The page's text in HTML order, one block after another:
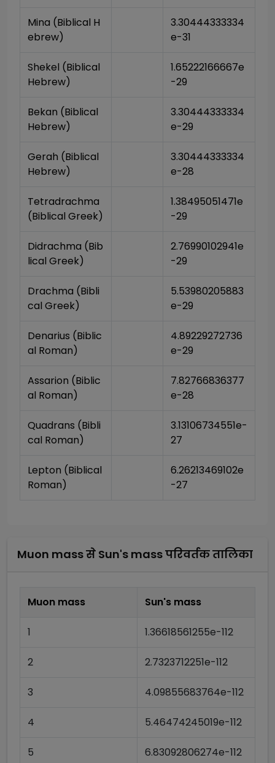
Mina (Biblical H
ebrew)
3.30444333334
e-31
Shekel (Biblical
Hebrew)
1.65222166667e
-29
Bekan (Biblical
Hebrew)
3.30444333334
e-29
Gerah (Biblical
Hebrew)
3.30444333334
e-28
Tetradrachma
(Biblical Greek)
1.38495051471e
-29
Didrachma (Bib
lical Greek)
2.76990102941e
-29
Drachma (Bibli
cal Greek)
5.53980205883
e-29
Denarius (Biblic
al Roman)
4.89229272736
e-29
Assarion (Biblic
al Roman)
7.82766836377
e-28
Quadrans (Bibli
cal Roman)
3.13106734551e-
27
Lepton (Biblical
Roman)
6.26213469102e
-27
Muon massसे Sun's massपरिवर्तक तालिका
Muon mass Sun's mass
1 1.36618561255e-112
2 2.7323712251e-112
3 4.09855683764e-112
4 5.46474245019e-112
5 6.83092806274e-112